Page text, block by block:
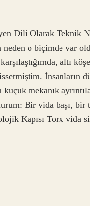
Dili Olarak Teknik
neden o biçimde var
altı
İnsanların
mekanik
Bir vida başı,
Kapısı Torx vida